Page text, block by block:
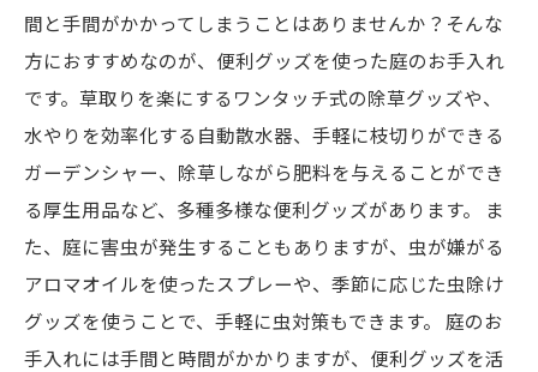
間と手間がかかってしまうことはありませんか？そんな
方におすすめなのが、便利グッズを使った庭のお手入れ
です。草取りを楽にするワンタッチ式の除草グッズや、
水やりを効率化する自動散水器、手軽に枝切りができる
ガーデンシャー、除草しながら肥料を与えることができ
る厚生用品など、多種多様な便利グッズがあります。 ま
た、庭に害虫が発生することもありますが、虫が嫌がる
アロマオイルを使ったスプレーや、季節に応じた虫除け
グッズを使うことで、手軽に虫対策もできます。 庭のお
手入れには手間と時間がかかりますが、便利グッズを活